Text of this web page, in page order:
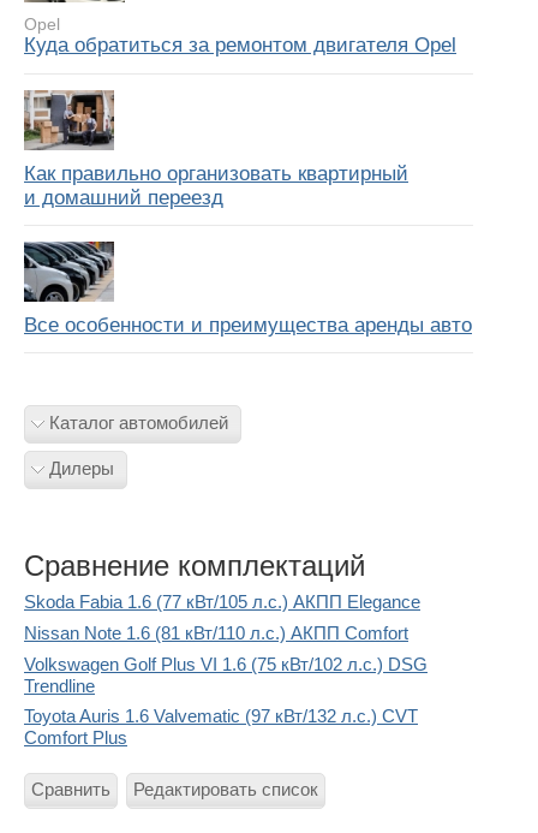
Opel
Куда обратиться за ремонтом двигателя Opel
Как правильно организовать квартирный
и домашний переезд
Все особенности и преимущества аренды авто
Каталог автомобилей
Дилеры
Сравнение комплектаций
Skoda Fabia 1.6 (77 кВт/105 л.с.) АКПП Elegance
Nissan Note 1.6 (81 кВт/110 л.с.) АКПП Comfort
Volkswagen Golf Plus VI 1.6 (75 кВт/102 л.с.) DSG
Trendline
Toyota Auris 1.6 Valvematic (97 кВт/132 л.с.) CVT
Comfort Plus
Сравнить Редактировать список